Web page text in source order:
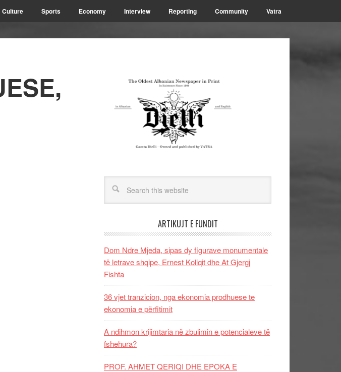
Culture Sports Economy Interview Reporting Community Vatra
ARTIKUJT E FUNDIT
Dom Ndre Mjeda, sipas dy figurave monumentale
të letrave shqipe, Ernest Koliqit dhe At Gjergj
Fishta
36 vjet tranzicion, nga ekonomia prodhuese te
ekonomia e përfitimit
A ndihmon krijimtaria në zbulimin e potencialeve të
fshehura?
PROF. AHMET QERIQI DHE EPOKA E